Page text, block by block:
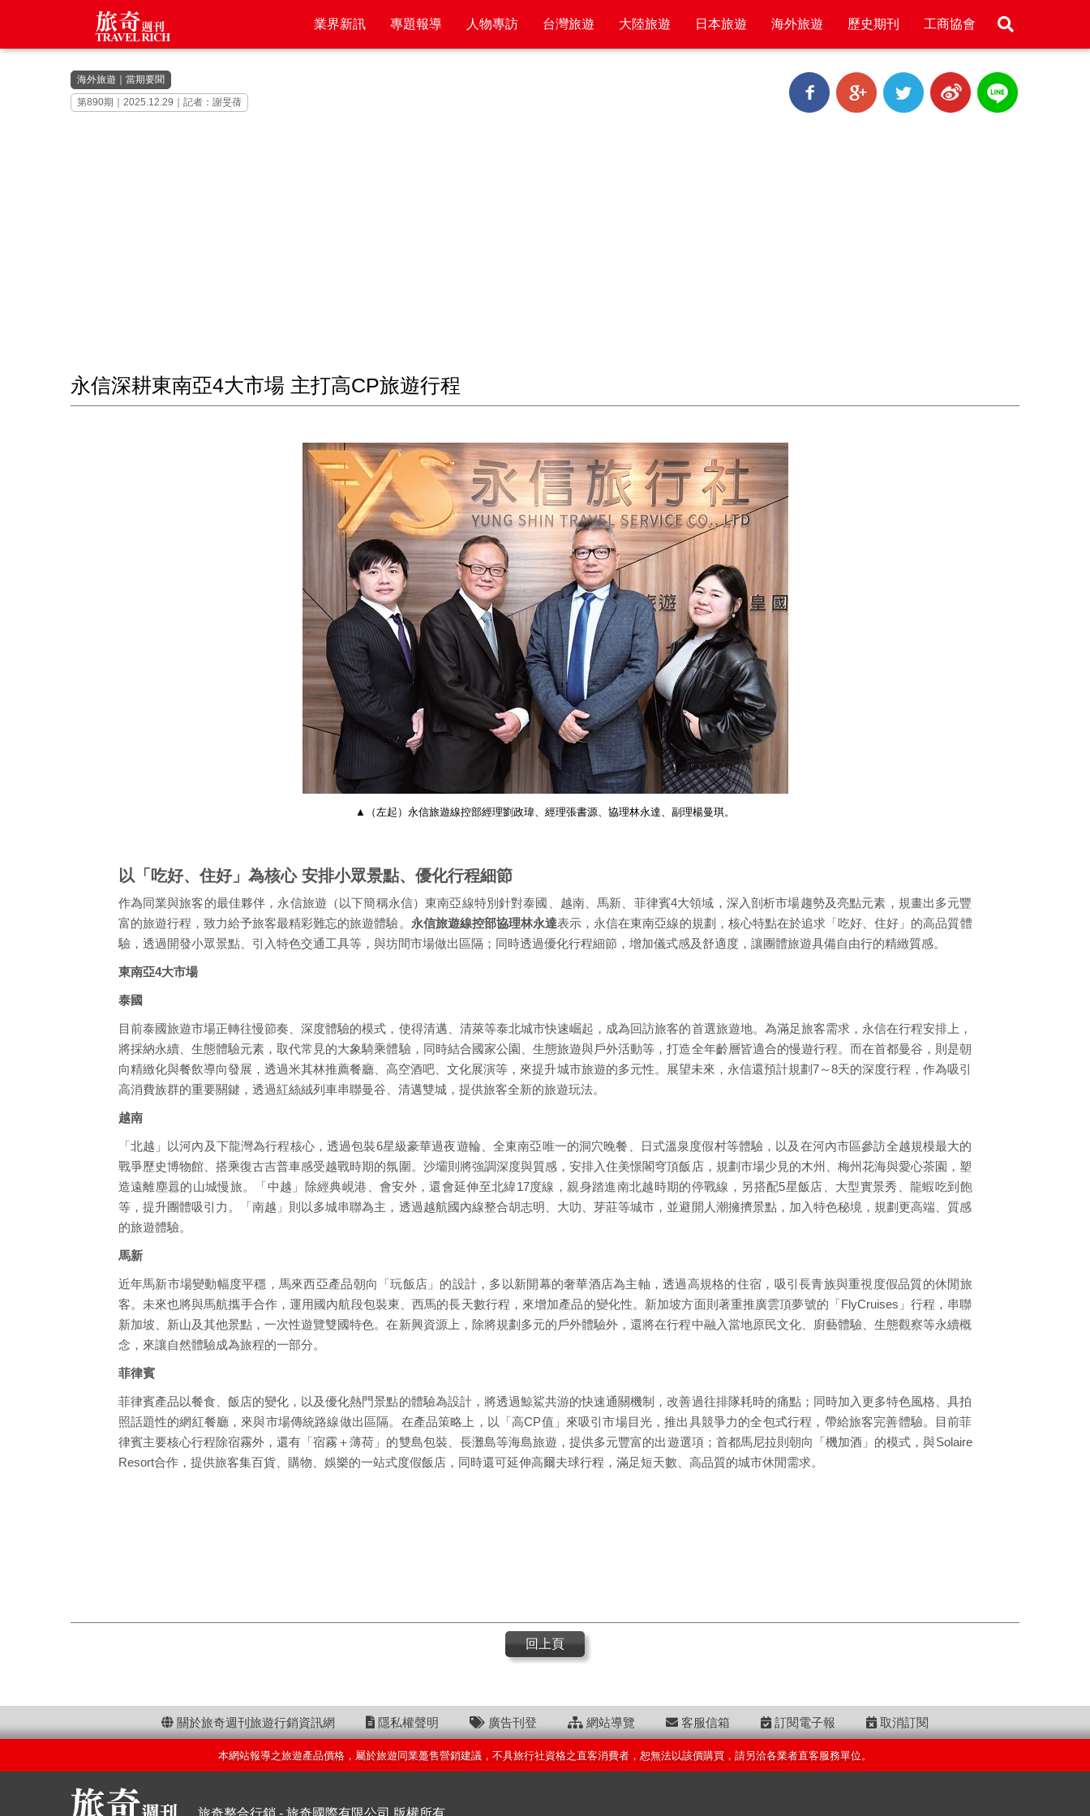
業界新訊 專題報導 人物專訪 台灣旅遊 大陸旅遊 日本旅遊 海外旅遊 歷史期刊 工商協會
海外旅遊
當期要聞
第890期｜2025.12.29｜記者：謝旻蒨
永信深耕東南亞4大市場 主打高CP旅遊行程
▲（左起）永信旅遊線控部經理劉政瑋、經理張書源、協理林永達、副理楊曼琪。
以「吃好、住好」為核心 安排小眾景點、優化行程細節
作為同業與旅客的最佳夥伴，永信旅遊（以下簡稱永信）東南亞線特別針對泰國、越南、馬新、菲律賓4大領域，深入剖析市場趨勢及亮點元素，規畫出多元豐
富的旅遊行程，致力給予旅客最精彩難忘的旅遊體驗。 永信旅遊線控部協理林永達表示，永信在東南亞線的規劃，核心特點在於追求「吃好、住好」的高品質體
驗，透過開發小眾景點、引入特色交通工具等，與坊間市場做出區隔；同時透過優化行程細節，增加儀式感及舒適度，讓團體旅遊具備自由行的精緻質感。
東南亞4大市場
泰國
目前泰國旅遊市場正轉往慢節奏、深度體驗的模式，使得清邁、清萊等泰北城市快速崛起，成為回訪旅客的首選旅遊地。為滿足旅客需求，永信在行程安排上，
將採納永續、生態體驗元素，取代常見的大象騎乘體驗，同時結合國家公園、生態旅遊與戶外活動等，打造全年齡層皆適合的慢遊行程。而在首都曼谷，則是朝
向精緻化與餐飲導向發展，透過米其林推薦餐廳、高空酒吧、文化展演等，來提升城市旅遊的多元性。展望未來，永信還預計規劃7～8天的深度行程，作為吸引
高消費族群的重要關鍵，透過紅絲絨列車串聯曼谷、清邁雙城，提供旅客全新的旅遊玩法。
越南
「北越」以河內及下龍灣為行程核心，透過包裝6星級豪華過夜遊輪、全東南亞唯一的洞穴晚餐、日式溫泉度假村等體驗，以及在河內市區參訪全越規模最大的
戰爭歷史博物館、搭乘復古吉普車感受越戰時期的氛圍。沙壩則將強調深度與質感，安排入住美憬閣穹頂飯店，規劃市場少見的木州、梅州花海與愛心茶園，塑
造遠離塵囂的山城慢旅。「中越」除經典峴港、會安外，還會延伸至北緯17度線，親身踏進南北越時期的停戰線，另搭配5星飯店、大型實景秀、龍蝦吃到飽
等，提升團體吸引力。「南越」則以多城串聯為主，透過越航國內線整合胡志明、大叻、芽莊等城市，並避開人潮擁擠景點，加入特色秘境，規劃更高端、質感
的旅遊體驗。
馬新
近年馬新市場變動幅度平穩，馬來西亞產品朝向「玩飯店」的設計，多以新開幕的奢華酒店為主軸，透過高規格的住宿，吸引長青族與重視度假品質的休閒旅
客。未來也將與馬航攜手合作，運用國內航段包裝東、西馬的長天數行程，來增加產品的變化性。新加坡方面則著重推廣雲頂夢號的「FlyCruises」行程，串聯
新加坡、新山及其他景點，一次性遊覽雙國特色。在新興資源上，除將規劃多元的戶外體驗外，還將在行程中融入當地原民文化、廚藝體驗、生態觀察等永續概
念，來讓自然體驗成為旅程的一部分。
菲律賓
菲律賓產品以餐食、飯店的變化，以及優化熱門景點的體驗為設計，將透過鯨鯊共游的快速通關機制，改善過往排隊耗時的痛點；同時加入更多特色風格、具拍
照話題性的網紅餐廳，來與市場傳統路線做出區隔。在產品策略上，以「高CP值」來吸引市場目光，推出具競爭力的全包式行程，帶給旅客完善體驗。目前菲
律賓主要核心行程除宿霧外，還有「宿霧＋薄荷」的雙島包裝、長灘島等海島旅遊，提供多元豐富的出遊選項；首都馬尼拉則朝向「機加酒」的模式，與Solaire
Resort合作，提供旅客集百貨、購物、娛樂的一站式度假飯店，同時還可延伸高爾夫球行程，滿足短天數、高品質的城市休閒需求。
回上頁
關於旅奇週刊旅遊行銷資訊網 隱私權聲明 廣告刊登 網站導覽 客服信箱 訂閱電子報 取消訂閱
本網站報導之旅遊產品價格，屬於旅遊同業躉售營銷建議，不具旅行社資格之直客消費者，恕無法以該價購買，請另洽各業者直客服務單位。
旅奇整合行銷 - 旅奇國際有限公司 版權所有